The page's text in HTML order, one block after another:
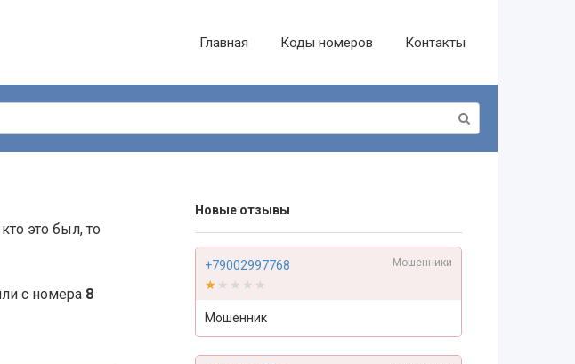
Главная Коды номеров Контакты
это был, то
с номера 8
Новые отзывы
+79002997768 Мошенники
★★★★★
★★★★★
Мошенник